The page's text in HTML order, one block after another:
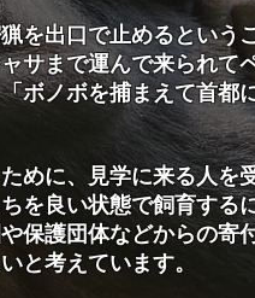
出口で止めるという
サまで運んで来られて
ボノボを捕まえて首都
に、見学に来る人を
を良い状態で飼育する
保護団体などからの寄
と考えています。